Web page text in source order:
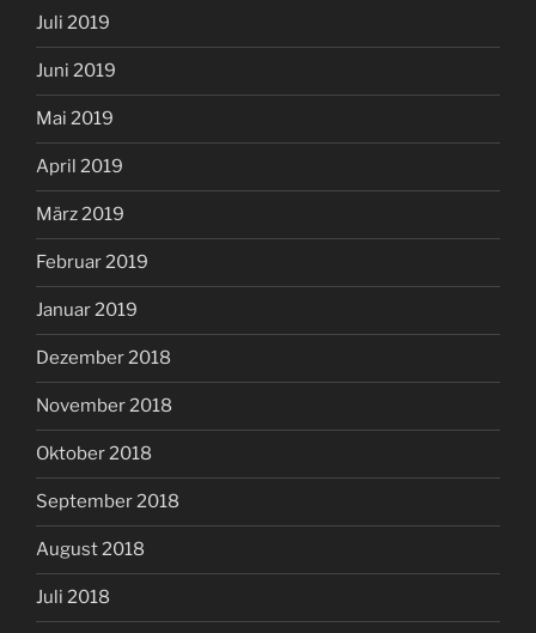
Juli 2019
Juni 2019
Mai 2019
April 2019
März 2019
Februar 2019
Januar 2019
Dezember 2018
November 2018
Oktober 2018
September 2018
August 2018
Juli 2018